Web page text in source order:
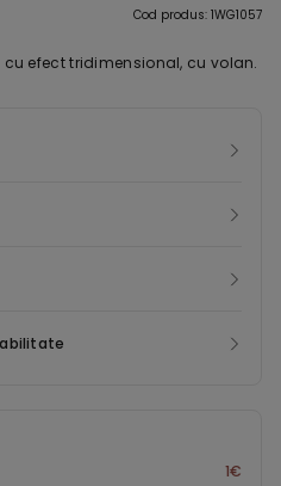
Cod produs: 1WG1057
efect tridimensional, cu volan.
1€